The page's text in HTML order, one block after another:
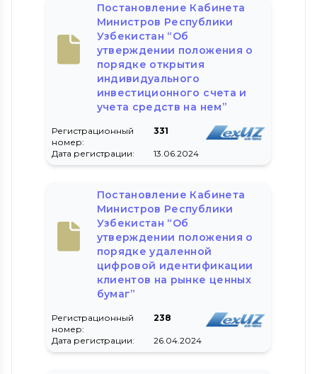
Постановление Кабинета
Министров Республики
Узбекистан “Об
утверждении положения о
порядке открытия
индивидуального
инвестиционного счета и
учета средств на нем”
Регистрационный
номер:
331
Дата регистрации: 13.06.2024
Постановление Кабинета
Министров Республики
Узбекистан “Об
утверждении положения о
порядке удаленной
цифровой идентификации
клиентов на рынке ценных
бумаг”
Регистрационный
номер:
238
Дата регистрации: 26.04.2024